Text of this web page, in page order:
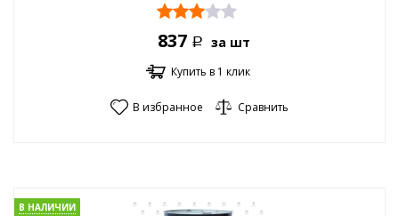
837 Р за шт
Купить в 1 клик
В избранное Сравнить
В НАЛИЧИИ